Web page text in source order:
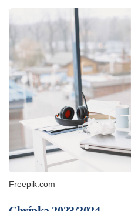
Freepik.com